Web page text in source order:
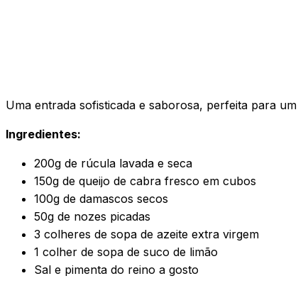
Uma entrada sofisticada e saborosa, perfeita para
Ingredientes:
200g de rúcula lavada e seca
150g de queijo de cabra fresco em cubos
100g de damascos secos
50g de nozes picadas
3 colheres de sopa de azeite extra virgem
1 colher de sopa de suco de limão
Sal e pimenta do reino a gosto